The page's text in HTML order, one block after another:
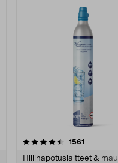
1561
Hiilihapotuslaitteet &
4.5viidestä